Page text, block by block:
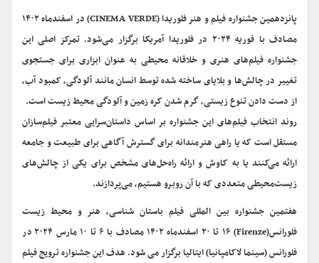
پانزدهمین جشنواره فیلم و هنر فلوریدا (CINEMA VERDE) در اسفندماه ۱۴۰۲
مصادف با فوریه ۲۰۲۴ در فلوریدا آمریکا برگزار می‌شود. تمرکز اصلی این
جشنواره فیلم‌های هنری و خلاقانه محیطی به عنوان ابزاری برای جستجوی
تغییر در چالش‌ها و بلایای ساخته شده توسط انسان مانند آلودگی، کمبود آب،
از دست دادن تنوع زیستی، گرم شدن کره زمین و آلودگی محیط زیست است.
روند انتخاب فیلم‌های این جشنواره بر اساس داستان‌سرایی معتبر فیلم‌سازان
مستقل است که یا راهی هنرمندانه برای گسترش آگاهی برای طبیعت و جامعه
ارائه می‌کنند یا به کاوش و ارائه راه‌حل‌های مشخص برای یکی از چالش‌های
زیست‌محیطی متعددی که با آن روبرو هستیم، می‌پردازند.
هفتمین جشنواره بین المللی فیلم باستان شناسی، هنر و محیط زیست
فلورانس(Firenze) ۱۶ تا ۲۰ اسفندماه ۱۴۰۲ مصادف با ۶ تا ۱۰ مارس ۲۰۲۴ در
فلورانس (سینما لاکامپانیا) ایتالیا برگزار می شود. هدف این جشنواره ترویج فیلم